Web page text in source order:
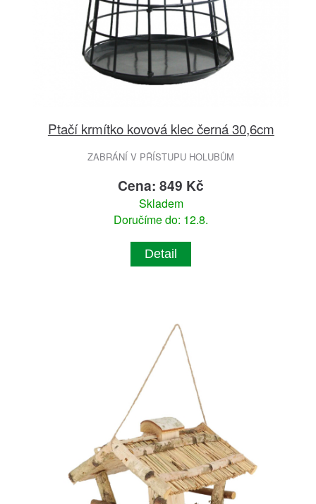
Ptačí krmítko kovová klec černá 30,6cm
ZABRÁNÍ V PŘÍSTUPU HOLUBŮM
Cena: 849 Kč
Skladem
Doručíme do: 12.8.
Detail